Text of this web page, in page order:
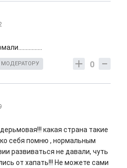
0
какая страна такие
себя помню , нормальным
развиваться не давали, чуть
от хапать!!! Не можете сами